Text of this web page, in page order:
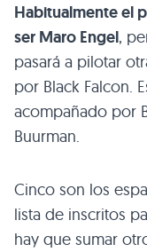
Habitualmente el
ser Maro Engel,
pasará a pilotar
por Black Falcon.
acompañado por
Buurman.
Cinco son los
lista de inscritos
hay que sumar